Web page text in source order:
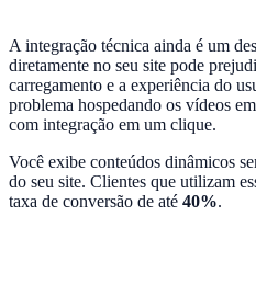
A integração técnica ainda é um
diretamente no seu site pode
carregamento e a experiência do
problema hospedando os vídeos
com integração em um clique.
Você exibe conteúdos dinâmicos
do seu site. Clientes que utilizam
taxa de conversão de até 40%.